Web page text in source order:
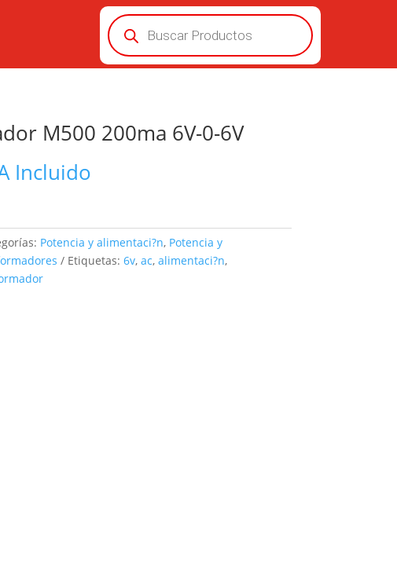
Búsqueda
de
productos
M500 200ma 6V-0-6V
Incluido
Potencia y alimentaci?n, Potencia y
Etiquetas: 6v, ac, alimentaci?n,